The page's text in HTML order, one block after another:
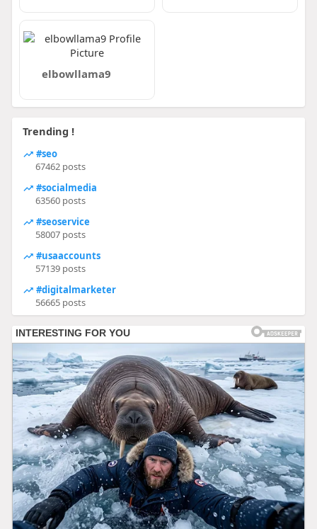
elbowllama9
Trending !
#seo
67462 posts
#socialmedia
63560 posts
#seoservice
58007 posts
#usaaccounts
57139 posts
#digitalmarketer
56665 posts